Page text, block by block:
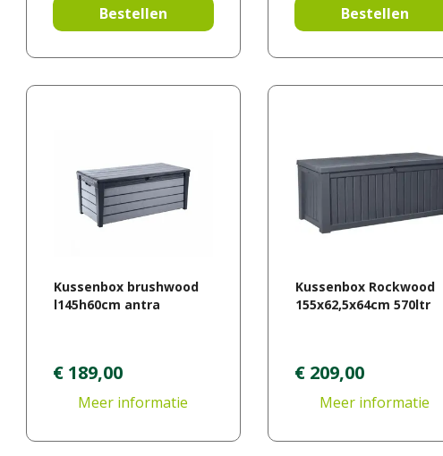
Bestellen Bestellen
Kussenbox brushwood
l145h60cm antra
€ 189,00
Meer informatie
Kussenbox Rockwood
155x62,5x64cm 570ltr
€ 209,00
Meer informatie